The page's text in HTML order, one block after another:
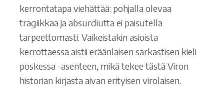
kerrontatapa viehättää: pohjalla olevaa
tragiikkaa ja absurdiutta ei paisutella
tarpeettomasti. Vaikeistakin asioista
kerrottaessa aistii eräänlaisen sarkastisen kieli
poskessa -asenteen, mikä tekee tästä Viron
historian kirjasta aivan erityisen virolaisen.